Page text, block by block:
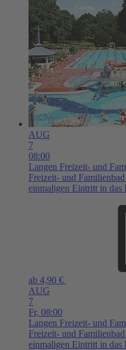
AUG
7
08:00
Langen Freizeit- und
Freizeit- und
einmaligen Eintritt in
ab 4,90 €
AUG
7
Fr, 08:00
Langen Freizeit- und
Freizeit- und
einmaligen Eintritt in